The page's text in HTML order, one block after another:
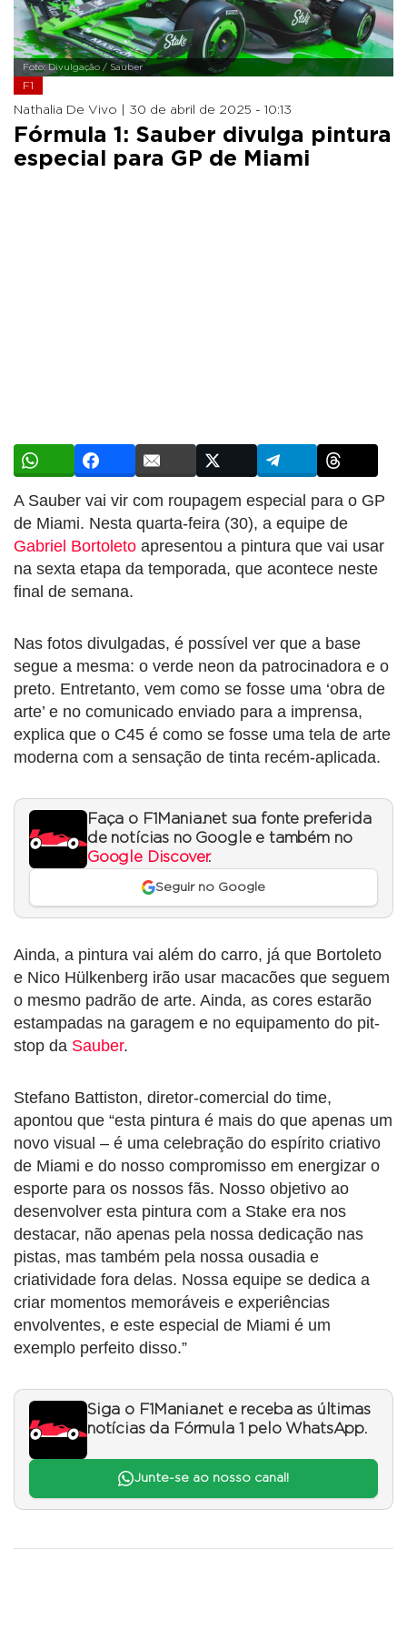
Foto: Divulgação / Sauber
F1
Nathalia De Vivo | 30 de abril de 2025 - 10:13
Fórmula 1: Sauber divulga pintura
especial para GP de Miami
A Sauber vai vir com roupagem especial para o GP
de Miami. Nesta quarta-feira (30), a equipe de
Gabriel Bortoleto apresentou a pintura que vai usar
na sexta etapa da temporada, que acontece neste
final de semana.
Nas fotos divulgadas, é possível ver que a base
segue a mesma: o verde neon da patrocinadora e o
preto. Entretanto, vem como se fosse uma ‘obra de
arte’ e no comunicado enviado para a imprensa,
explica que o C45 é como se fosse uma tela de arte
moderna com a sensação de tinta recém-aplicada.
Faça o F1Mania.net sua fonte preferida
de notícias no Google e também no
Google Discover.
Seguir no Google
Ainda, a pintura vai além do carro, já que Bortoleto
e Nico Hülkenberg irão usar macacões que seguem
o mesmo padrão de arte. Ainda, as cores estarão
estampadas na garagem e no equipamento do pit-
stop da Sauber.
Stefano Battiston, diretor-comercial do time,
apontou que “esta pintura é mais do que apenas um
novo visual – é uma celebração do espírito criativo
de Miami e do nosso compromisso em energizar o
esporte para os nossos fãs. Nosso objetivo ao
desenvolver esta pintura com a Stake era nos
destacar, não apenas pela nossa dedicação nas
pistas, mas também pela nossa ousadia e
criatividade fora delas. Nossa equipe se dedica a
criar momentos memoráveis ​​e experiências
envolventes, e este especial de Miami é um
exemplo perfeito disso.”
Siga o F1Mania.net e receba as últimas
notícias da Fórmula 1 pelo WhatsApp.
Junte-se ao nosso canal!